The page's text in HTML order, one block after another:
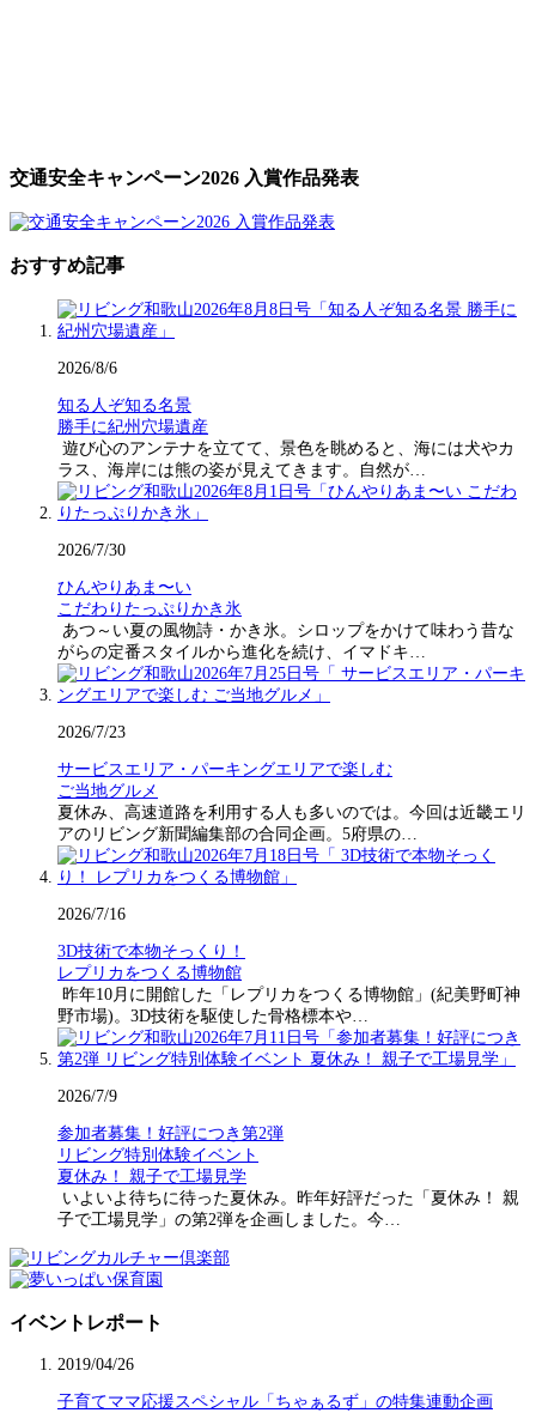
交通安全キャンペーン2026 入賞作品発表
おすすめ記事
2026/8/6
知る人ぞ知る名景
勝手に紀州穴場遺産
遊び心のアンテナを立てて、景色を眺めると、海には犬やカ
ラス、海岸には熊の姿が見えてきます。自然が…
2026/7/30
ひんやりあま〜い
こだわりたっぷりかき氷
あつ～い夏の風物詩・かき氷。シロップをかけて味わう昔な
がらの定番スタイルから進化を続け、イマドキ…
2026/7/23
サービスエリア・パーキングエリアで楽しむ
ご当地グルメ
夏休み、高速道路を利用する人も多いのでは。今回は近畿エリ
アのリビング新聞編集部の合同企画。5府県の…
2026/7/16
3D技術で本物そっくり！
レプリカをつくる博物館
昨年10月に開館した「レプリカをつくる博物館」(紀美野町神
野市場)。3D技術を駆使した骨格標本や…
2026/7/9
参加者募集！好評につき第2弾
リビング特別体験イベント
夏休み！ 親子で工場見学
いよいよ待ちに待った夏休み。昨年好評だった「夏休み！ 親
子で工場見学」の第2弾を企画しました。今…
イベントレポート
2019/04/26
子育てママ応援スペシャル「ちゃぁるず」の特集連動企画